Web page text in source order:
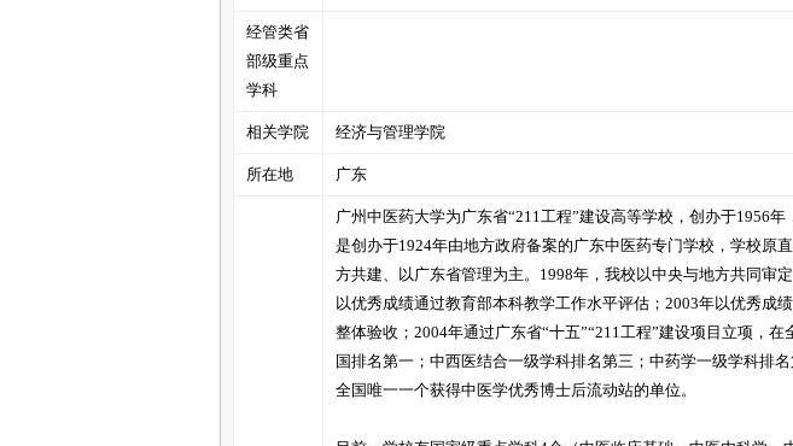
经管类省
部级重点
学科
相关学院 经济与管理学院
所在地 广东
广州中医药大学为广东省“211工程”建设高等学校，创办于1956
是创办于1924年由地方政府备案的广东中医药专门学校，学校原
方共建、以广东省管理为主。1998年，我校以中央与地方共同审
以优秀成绩通过教育部本科教学工作水平评估；2003年以优秀成
整体验收；2004年通过广东省“十五”“211工程”建设项目立项，
国排名第一；中西医结合一级学科排名第三；中药学一级学科排
全国唯一一个获得中医学优秀博士后流动站的单位。